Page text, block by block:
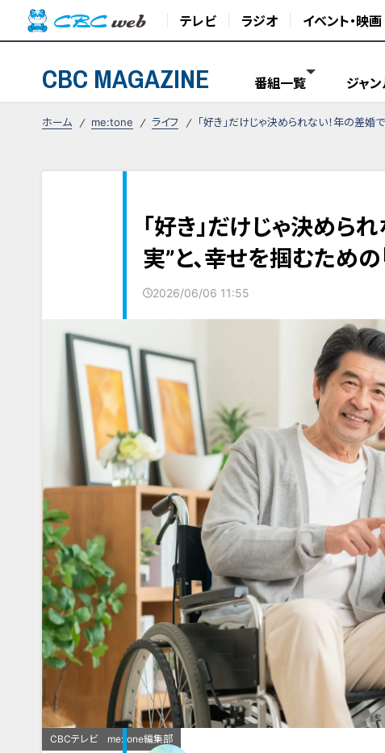
テレビ ラジオ イベント・映画
CBC MAGAZINE 番組一覧 ジャ
ホーム me:tone ライフ 「好き」だけじゃ決められない！年の差婚
「好き」だけじゃ決めら
実”と、幸せを掴むための
2026/06/06 11:55
CBCテレビ me:tone編集部